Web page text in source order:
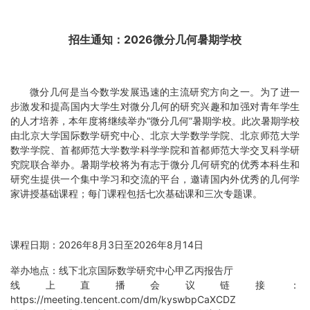
招生通知： 2026微分几何暑期学校
微分几何是当今数学发展迅速的主流研究方向之一。为了进一
步激发和提高国内大学生对微分几何的研究兴趣和加强对青年学生
的人才培养，本年度将继续举办“微分几何”暑期学校。此次暑期学校
由北京大学国际数学研究中心、北京大学数学学院、北京师范大学
数学学院、首都师范大学数学科学学院和首都师范大学交叉科学研
究院联合举办。暑期学校将为有志于微分几何研究的优秀本科生和
研究生提供一个集中学习和交流的平台，邀请国内外优秀的几何学
家讲授基础课程；每门课程包括七次基础课和三次专题课。
课程日期： 2026年8 月 3日至2026年8 月 14日
举办地点：线下北京国际数学研究中心甲乙丙报告厅
线上直播会议链接：
https://meeting.tencent.com/dm/kyswbpCaXCDZ